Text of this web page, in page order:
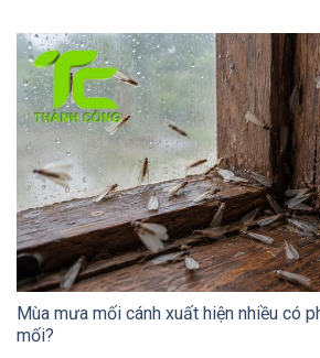
Mùa mưa mối cánh xuất hiện nhiều có
mối?